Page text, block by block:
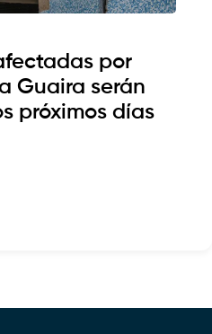
por
Guaira serán
próximos días